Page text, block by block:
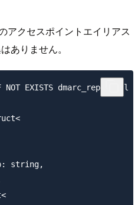
アクセスポイントエイリアス
ありません。
NOT EXISTS dmarc_report_ol (
string,